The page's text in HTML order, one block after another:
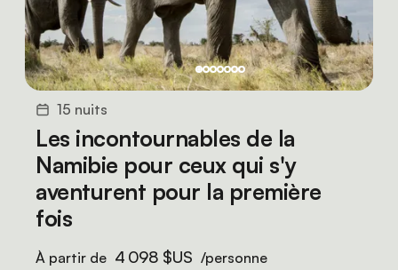
15 nuits
Les incontournables de la
Namibie pour ceux qui s'y
aventurent pour la première
fois
À partir de 4 098 $US /personne